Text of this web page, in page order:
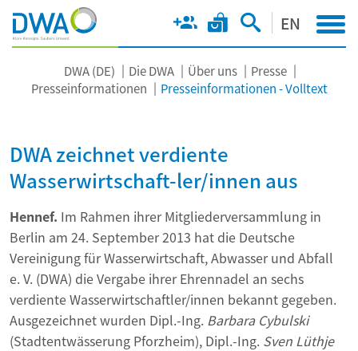
EN
DWA (DE) Die DWA Über uns
Presse
Presseinformationen
Presseinformationen - Volltext
DWA zeichnet verdiente
Wasserwirtschaft-ler/innen aus
Hennef. Im Rahmen ihrer Mitgliederversammlung in
Berlin am 24. September 2013 hat die Deutsche
Vereinigung für Wasserwirtschaft, Abwasser und Abfall
e. V. (DWA) die Vergabe ihrer Ehrennadel an sechs
verdiente Wasserwirtschaftler/innen bekannt gegeben.
Ausgezeichnet wurden Dipl.-Ing. Barbara Cybulski
(Stadtentwässerung Pforzheim), Dipl.-Ing. Sven Lüthje